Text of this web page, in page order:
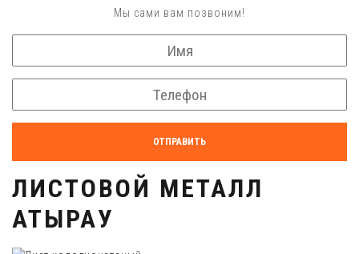
Мы сами вам позвоним!
ОТПРАВИТЬ
ЛИСТОВОЙ МЕТАЛЛ
АТЫРАУ